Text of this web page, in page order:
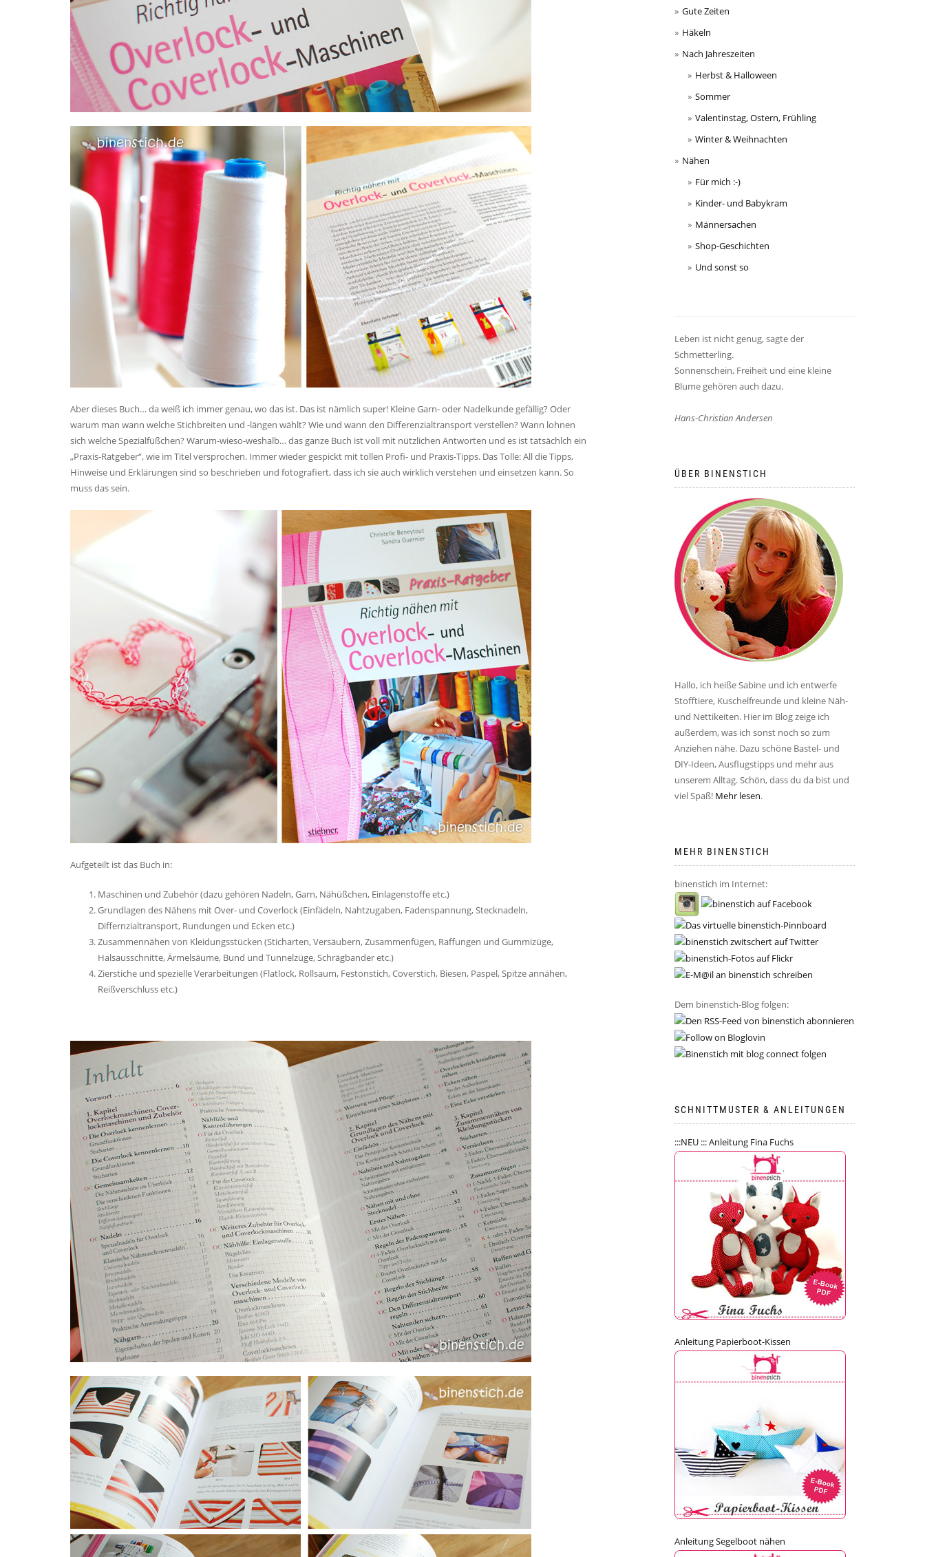
Aber dieses Buch… da weiß ich immer genau, wo das ist. Das ist nämlich super! Kleine Garn- oder Nadelkunde gefällig? Oder
warum man wann welche Stichbreiten und -längen wählt? Wie und wann den Differenzialtransport verstellen? Wann lohnen
sich welche Spezialfüßchen? Warum-wieso-weshalb… das ganze Buch ist voll mit nützlichen Antworten und es ist tatsächlch ein
„Praxis-Ratgeber“, wie im Titel versprochen. Immer wieder gespickt mit tollen Profi- und Praxis-Tipps. Das Tolle: All die Tipps,
Hinweise und Erklärungen sind so beschrieben und fotografiert, dass ich sie auch wirklich verstehen und einsetzen kann. So
muss das sein.
Aufgeteilt ist das Buch in:
Maschinen und Zubehör (dazu gehören Nadeln, Garn, Nähüßchen, Einlagenstoffe etc.)
Grundlagen des Nähens mit Over- und Coverlock (Einfädeln, Nahtzugaben, Fadenspannung, Stecknadeln,
Differnzialtransport, Rundungen und Ecken etc.)
Zusammennähen von Kleidungsstücken (Sticharten, Versäubern, Zusammenfügen, Raffungen und Gummizüge,
Halsausschnitte, Ärmelsäume, Bund und Tunnelzüge, Schrägbander etc.)
Zierstiche und spezielle Verarbeitungen (Flatlock, Rollsaum, Festonstich, Coverstich, Biesen, Paspel, Spitze annähen,
Reißverschluss etc.)
Gute Zeiten
Häkeln
Nach Jahreszeiten
Herbst & Halloween
Sommer
Valentinstag, Ostern, Frühling
Winter & Weihnachten
Nähen
Für mich :-)
Kinder- und Babykram
Männersachen
Shop-Geschichten
Und sonst so
Leben ist nicht genug, sagte der
Schmetterling.
Sonnenschein, Freiheit und eine kleine
Blume gehören auch dazu.
Hans-Christian Andersen
ÜBER BINENSTICH
Hallo, ich heiße Sabine und ich entwerfe
Stofftiere, Kuschelfreunde und kleine Näh-
und Nettikeiten. Hier im Blog zeige ich
außerdem, was ich sonst noch so zum
Anziehen nähe. Dazu schöne Bastel- und
DIY-Ideen, Ausflugstipps und mehr aus
unserem Alltag. Schön, dass du da bist und
viel Spaß! Mehr lesen.
MEHR BINENSTICH
binenstich im Internet:
Dem binenstich-Blog folgen:
SCHNITTMUSTER & ANLEITUNGEN
:::NEU ::: Anleitung Fina Fuchs
Anleitung Papierboot-Kissen
Anleitung Segelboot nähen